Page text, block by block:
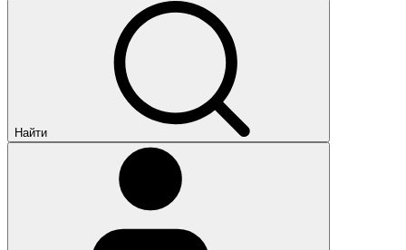
Найти